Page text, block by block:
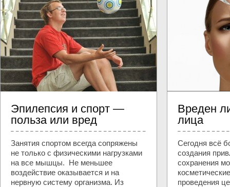
Эпилепсия и спорт —
польза или вред
Занятия спортом всегда сопряжены
не только с физическими нагрузками
на все мышцы. Не меньшее
воздействие оказывается и на
нервную систему организма. Из
Вреден
лица
Сегодня всё
создания
сохранения
проведения